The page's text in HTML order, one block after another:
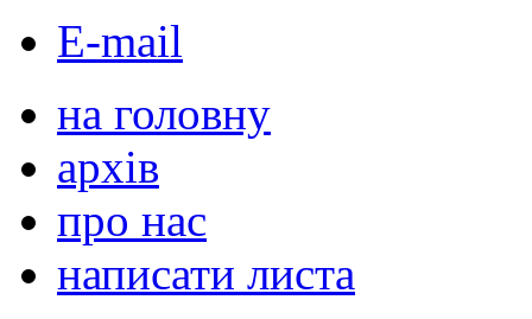
E-mail
на головну
архів
про нас
написати листа